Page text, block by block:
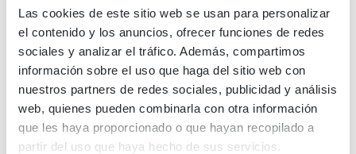
Las cookies de este sitio web se usan para personalizar
el contenido y los anuncios, ofrecer funciones de redes
sociales y analizar el tráfico. Además, compartimos
información sobre el uso que haga del sitio web con
nuestros partners de redes sociales, publicidad y análisis
web, quienes pueden combinarla con otra información
que les haya proporcionado o que hayan recopilado a
partir del uso que haya hecho de sus servicios.
Presentaciones
TÜBİTAK
Presentation